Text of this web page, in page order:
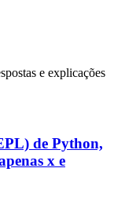
e explicações
de Python,
x e